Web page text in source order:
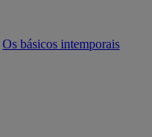
Os básicos intemporais